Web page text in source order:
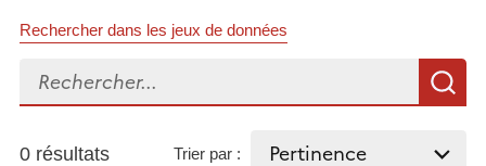
Rechercher dans les jeux de données
Rechercher...
0 résultats Trier par :